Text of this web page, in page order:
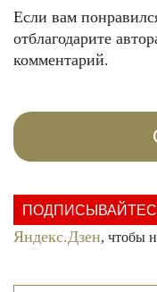
Если вам
отблагодарите
комментарий.
Яндекс.Дзен, чтобы